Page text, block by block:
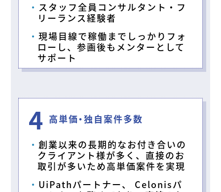
スタッフ全員コンサルタント・フ
リーランス経験者
現場目線で稼働までしっかりフォ
ローし、参画後もメンターとして
サポート
4 高単価・独自案件多数
創業以来の長期的なお付き合いの
クライアント様が多く、直接のお
取引が多いため高単価案件を実現
UiPathパートナー、 Celonisパ